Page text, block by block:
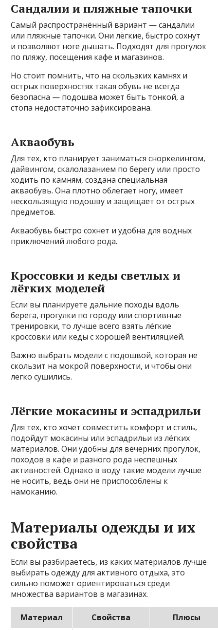
Сандалии и пляжные тапочки
Самый распространённый вариант — сандалии
или пляжные тапочки. Они лёгкие, быстро сохнут
и позволяют ноге дышать. Подходят для прогулок
по пляжу, посещения кафе и магазинов.
Но стоит помнить, что на скользких камнях и
острых поверхностях такая обувь не всегда
безопасна — подошва может быть тонкой, а
стопа недостаточно зафиксирована.
Акваобувь
Для тех, кто планирует заниматься сноркелингом,
дайвингом, скалолазанием по берегу или просто
ходить по камням, создана специальная
акваобувь. Она плотно облегает ногу, имеет
нескользящую подошву и защищает от острых
предметов.
Акваобувь быстро сохнет и удобна для водных
приключений любого рода.
Кроссовки и кеды светлых и
лёгких моделей
Если вы планируете дальние походы вдоль
берега, прогулки по городу или спортивные
тренировки, то лучше всего взять лёгкие
кроссовки или кеды с хорошей вентиляцией.
Важно выбрать модели с подошвой, которая не
скользит на мокрой поверхности, и чтобы они
легко сушились.
Лёгкие мокасины и эспадрильи
Для тех, кто хочет совместить комфорт и стиль,
подойдут мокасины или эспадрильи из лёгких
материалов. Они удобны для вечерних прогулок,
походов в кафе и разного рода неспешных
активностей. Однако в воду такие модели лучше
не носить, ведь они не приспособлены к
намоканию.
Материалы одежды и их
свойства
Если вы разбираетесь, из каких материалов лучше
выбирать одежду для активного отдыха, это
сильно поможет ориентироваться среди
множества вариантов в магазинах.
Материал Свойства
Плюсы